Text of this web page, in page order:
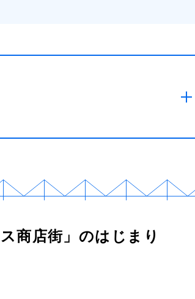
商店街」のはじまり